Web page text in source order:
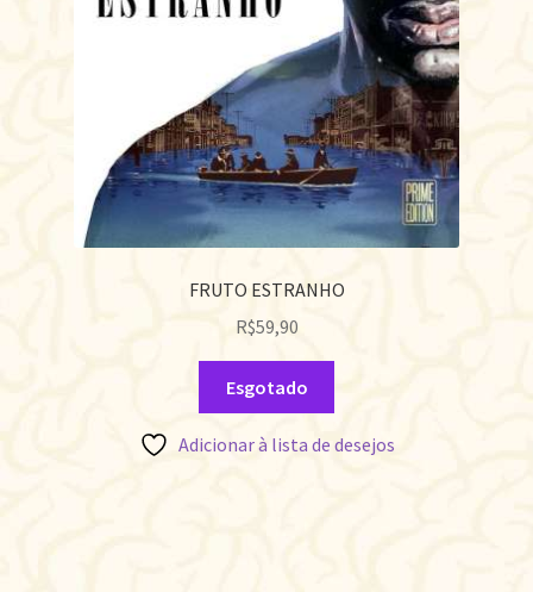
FRUTO ESTRANHO
R$59,90
Esgotado
Adicionar à lista de desejos